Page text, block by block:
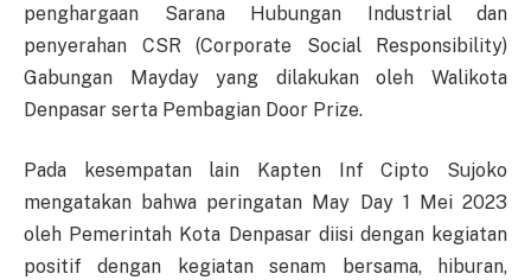
penghargaan Sarana Hubungan Industrial dan
penyerahan CSR (Corporate Social Responsibility)
Gabungan Mayday yang dilakukan oleh Walikota
Denpasar serta Pembagian Door Prize.
Pada kesempatan lain Kapten Inf Cipto Sujoko
mengatakan bahwa peringatan May Day 1 Mei 2023
oleh Pemerintah Kota Denpasar diisi dengan kegiatan
positif dengan kegiatan senam bersama, hiburan,